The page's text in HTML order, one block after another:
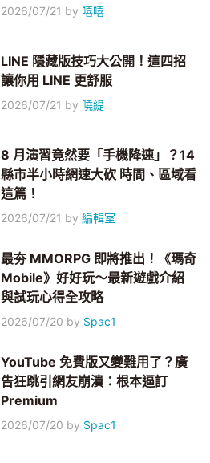
2026/07/21 by 嘻嘻
LINE 隱藏版技巧大公開！這四招
讓你用 LINE 更舒服
2026/07/21 by 曉緹
8 月演習竟然要「手機降速」？14
縣市半小時網速大砍 時間、區域看
這篇！
2026/07/21 by編輯室
最夯 MMORPG 即將推出！《瑪奇
Mobile》好好玩～最新遊戲介紹
與試玩心得全攻略
2026/07/20 by Spac1
YouTube 免費版又變難用了？廣
告狂跳引網友崩潰：根本逼訂
Premium
2026/07/20 by Spac1